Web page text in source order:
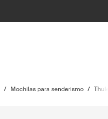
/ Mochilas para senderismo /